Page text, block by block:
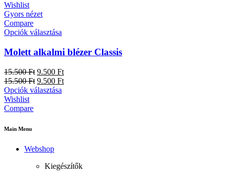
Wishlist
Gyors nézet
Compare
Opciók választása
Molett alkalmi blézer Classis
15.500Ft 9.500 Ft
15.500Ft 9.500 Ft
Opciók választása
Wishlist
Compare
Main Menu
Webshop
Kiegészítők